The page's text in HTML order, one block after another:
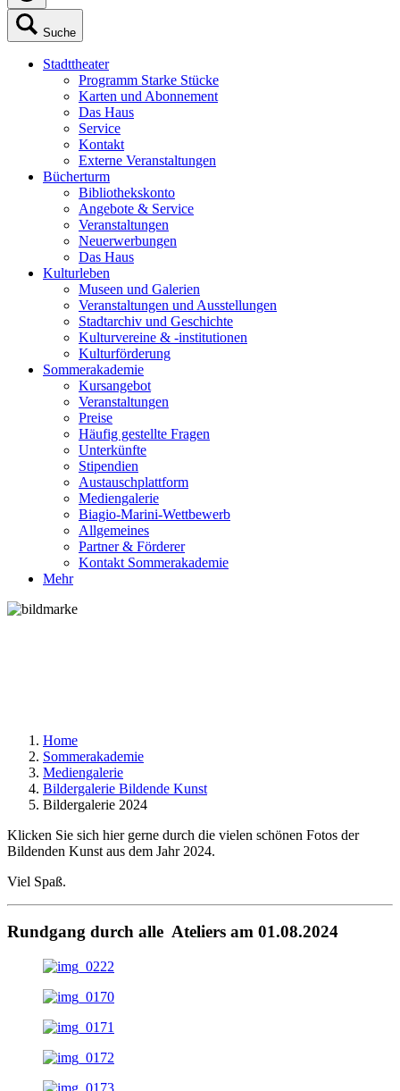
Suche
Stadttheater
Programm Starke Stücke
Karten und Abonnement
Das Haus
Service
Kontakt
Externe Veranstaltungen
Bücherturm
Bibliothekskonto
Angebote & Service
Veranstaltungen
Neuerwerbungen
Das Haus
Kulturleben
Museen und Galerien
Veranstaltungen und Ausstellungen
Stadtarchiv und Geschichte
Kulturvereine & -institutionen
Kulturförderung
Sommerakademie
Kursangebot
Veranstaltungen
Preise
Häufig gestellte Fragen
Unterkünfte
Stipendien
Austauschplattform
Mediengalerie
Biagio-Marini-Wettbewerb
Allgemeines
Partner & Förderer
Kontakt Sommerakademie
Mehr
Home
Sommerakademie
Mediengalerie
Bildergalerie Bildende Kunst
Bildergalerie 2024
Klicken Sie sich hier gerne durch die vielen schönen Fotos der
Bildenden Kunst aus dem Jahr 2024.
Viel Spaß.
Rundgang durch alle Ateliers am 01.08.2024